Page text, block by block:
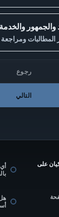
والجمهور
المطالبات
رجوع
التالي
على